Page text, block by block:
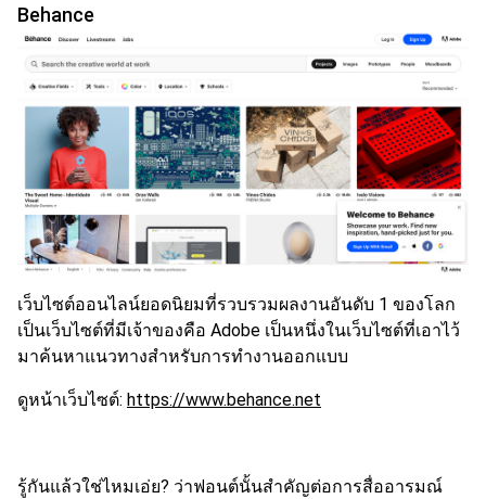
Behance
เว็บไซต์ออนไลน์ยอดนิยมที่รวบรวมผลงานอันดับ 1 ของโลก
เป็นเว็บไซต์ที่มีเจ้าของคือ Adobe เป็นหนึ่งในเว็บไซต์ที่เอาไว้
มาค้นหาแนวทางสำหรับการทำงานออกแบบ
ดูหน้าเว็บไซต์: https://www.behance.net
รู้กันแล้วใช่ไหมเอ่ย? ว่าฟอนต์นั้นสำคัญต่อการสื่ออารมณ์